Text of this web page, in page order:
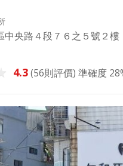
中央路４段７６之５號２樓
4.3(56則評價) 準確度